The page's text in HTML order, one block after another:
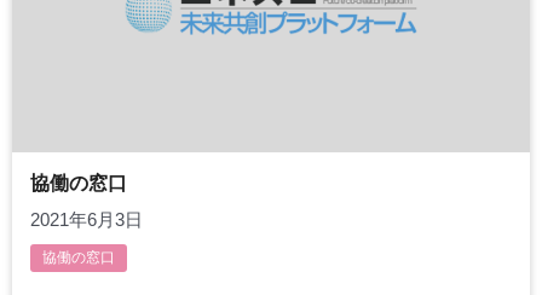
協働の窓口
2021年6月3日
協働の窓口